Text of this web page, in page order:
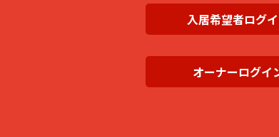
入居希望者ログ
オーナーログイ